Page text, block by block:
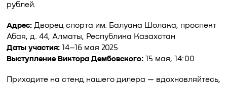
рублей.
Адрес:Дворец спорта им. Балуана Шолака, проспект
Абая, д. 44, Алматы, Республика Казахстан
Даты участия:14–16 мая 2025
Выступление Виктора Дембовского:15 мая, 14:00
Приходите на стенд нашего дилера — вдохновляйтесь,